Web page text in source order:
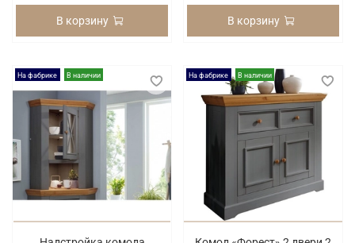
В корзину В корзину
На фабрике В наличии На фабрике В наличии